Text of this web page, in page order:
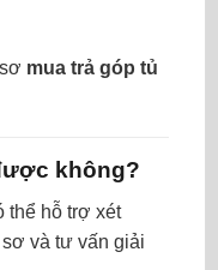
mua trả góp tủ
không?
thể hỗ trợ xét
và tư vấn giải